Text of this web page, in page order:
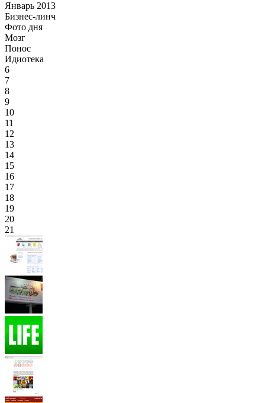
Январь 2013
Бизнес-линч
Фото дня
Мозг
Понос
Идиотека
6
7
8
9
10
11
12
13
14
15
16
17
18
19
20
21